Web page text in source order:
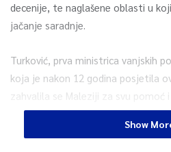
decenije, te naglašene oblasti u
jačanje saradnje.
Turković, prva ministrica vanjskih
koja je nakon 12 godina posjetila
zahvalila se Maleziji za svu pomoć
našoj zemlji od 1992. godine,
decembra navršava 30 godina od
Show